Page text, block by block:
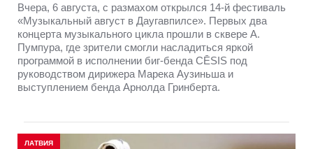
Вчера, 6 августа, с размахом открылся 14-й фестиваль
«Музыкальный август в Даугавпилсе». Первых два
концерта музыкального цикла прошли в сквере А.
Пумпура, где зрители смогли насладиться яркой
программой в исполнении биг-бенда CĒSIS под
руководством дирижера Марека Аузиньша и
выступлением бенда Арнолда Гринберта.
ЛАТВИЯ